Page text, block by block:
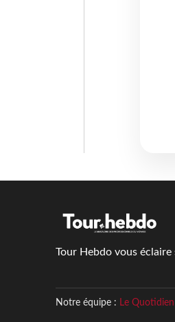
Tour Hebdo vous
Notre équipe : Le